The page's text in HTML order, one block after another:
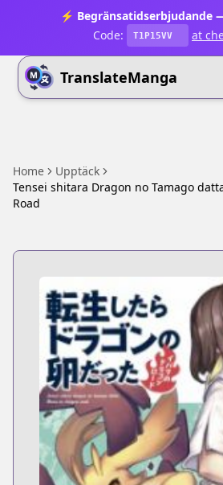
⚡ Begränsatidserbjudande
Code:
T1P15VV at
TranslateManga
Home
Upptäck
Tensei shitara Dragon no Tamago
Road